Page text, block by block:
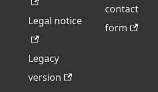
Legal notice
Legacy
version
contact
form